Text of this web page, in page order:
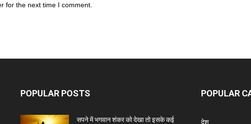
for the next time I comment.
POPULAR POSTS
सपने में भगवान शंकर को देखा तो इसके कई
POPULAR
देश